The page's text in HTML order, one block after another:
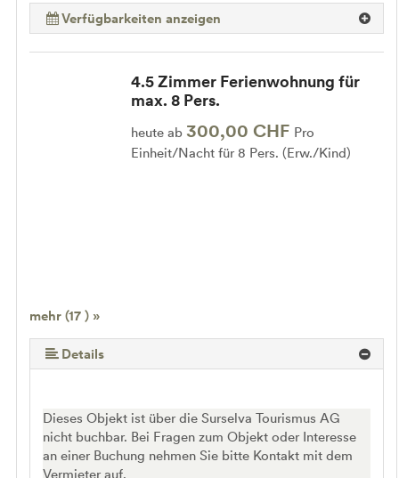
Verfügbarkeiten anzeigen
mehr (17 ) »
mehr (17 ) »
mehr (17 ) »
mehr (17 ) »
mehr (17 ) »
mehr (17 ) »
mehr (17 ) »
mehr (17 ) »
mehr (17 ) »
mehr (17 ) »
mehr (17 ) »
mehr (17 ) »
mehr (17 ) »
mehr (17 ) »
4.5 Zimmer Ferienwohnung für
max. 8 Pers.
heute ab 300,00 CHF Pro
Einheit/Nacht für 8 Pers. (Erw./Kind)
Details
Dieses Objekt ist über die Surselva Tourismus AG
nicht buchbar. Bei Fragen zum Objekt oder Interesse
an einer Buchung nehmen Sie bitte Kontakt mit dem
Vermieter auf.